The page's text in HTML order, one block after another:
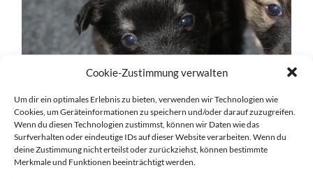
Cookie-Zustimmung verwalten
Um dir ein optimales Erlebnis zu bieten, verwenden wir Technologien wie
Cookies, um Geräteinformationen zu speichern und/oder darauf zuzugreifen.
Wenn du diesen Technologien zustimmst, können wir Daten wie das
Surfverhalten oder eindeutige IDs auf dieser Website verarbeiten. Wenn du
deine Zustimmung nicht erteilst oder zurückziehst, können bestimmte
Merkmale und Funktionen beeinträchtigt werden.